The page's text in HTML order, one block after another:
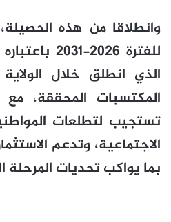
وانطلاقا من هذه
للفترة
الذي انطلق خلال
المكتسبات المحققة،
تستجيب لتطلعات
الاجتماعية، وتدعم
بما يواكب تحديات المرحلة